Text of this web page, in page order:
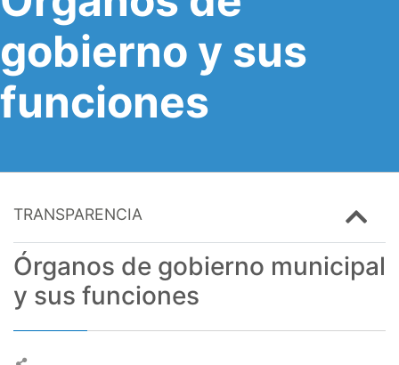
gobierno y sus
funciones
TRANSPARENCIA
Órganos de gobierno municipal
y sus funciones